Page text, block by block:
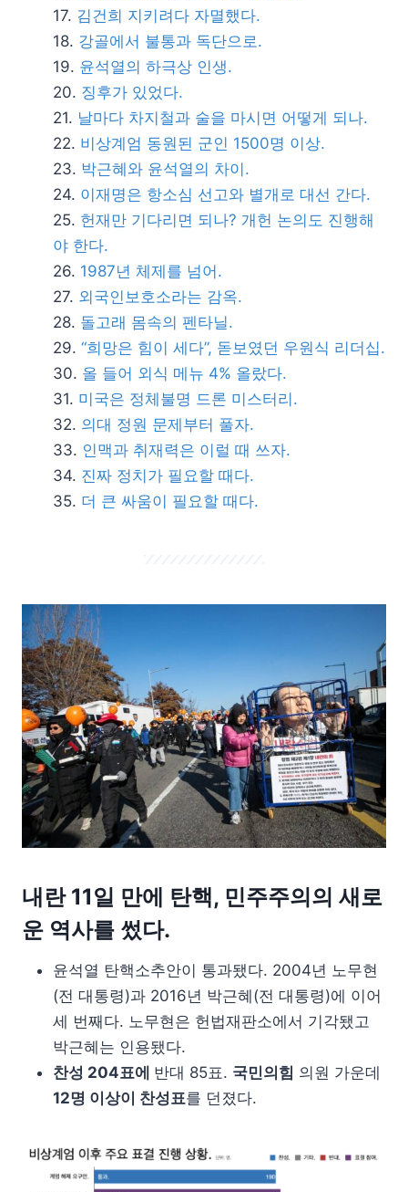
김건희 지키려다 자멸했다.
강골에서 불통과 독단으로.
윤석열의 하극상 인생.
징후가 있었다.
날마다 차지철과 술을 마시면 어떻게 되나.
비상계엄 동원된 군인 1500명 이상.
박근혜와 윤석열의 차이.
이재명은 항소심 선고와 별개로 대선 간다.
헌재만 기다리면 되나? 개헌 논의도 진행해
야 한다.
1987년 체제를 넘어.
외국인보호소라는 감옥.
돌고래 몸속의 펜타닐.
“희망은 힘이 세다”, 돋보였던 우원식 리더십.
올 들어 외식 메뉴 4% 올랐다.
미국은 정체불명 드론 미스터리.
의대 정원 문제부터 풀자.
인맥과 취재력은 이럴 때 쓰자.
진짜 정치가 필요할 때다.
더 큰 싸움이 필요할 때다.
내란 11일 만에 탄핵, 민주주의의 새로
운 역사를 썼다.
윤석열 탄핵소추안이 통과됐다. 2004년 노무현
(전 대통령)과 2016년 박근혜(전 대통령)에 이어
세 번째다. 노무현은 헌법재판소에서 기각됐고
박근혜는 인용됐다.
찬성 204표에 반대 85표. 국민의힘 의원 가운데
12명 이상이 찬성표를 던졌다.